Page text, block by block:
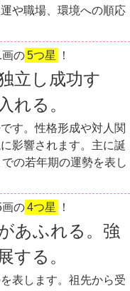
や職場、環境への順応
の5つ星 ！
立し成功す
れる。
す。性格形成や対人関
影響されます。主に誕
の若年期の運勢を表し
の4つ星 ！
あふれる。強
する。
表します。祖先から受